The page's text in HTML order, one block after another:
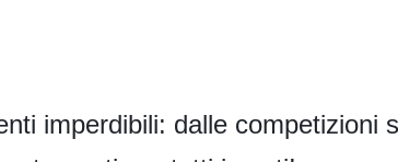
imperdibili: dalle competizioni